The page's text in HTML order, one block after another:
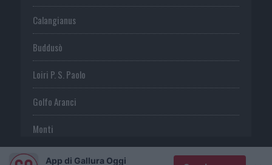
Calangianus
Buddusò
Loiri P. S. Paolo
Golfo Aranci
Monti
TeltiApp di Gallura Oggi